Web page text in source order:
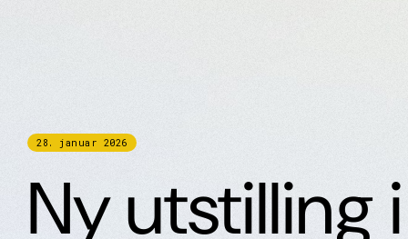
28 . januar 2026
Ny utstilling i